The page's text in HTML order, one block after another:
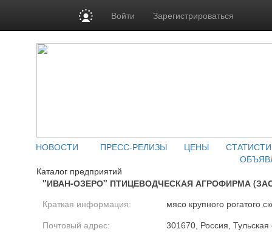
Войти Зарегистрироваться
НОВОСТИ ПРЕСС-РЕЛИЗЫ ЦЕНЫ
Каталог предприятий
"ИВАН-ОЗЕРО" ПТИЦЕВОДЧЕСКАЯ АГРОФИРМА
Краткая информация: мясо крупного рогатого
Почтовый адрес:
301670, Россия,